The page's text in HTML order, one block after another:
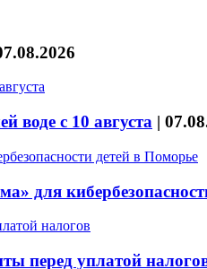
воде с 10 августа |
для
перед уплатой